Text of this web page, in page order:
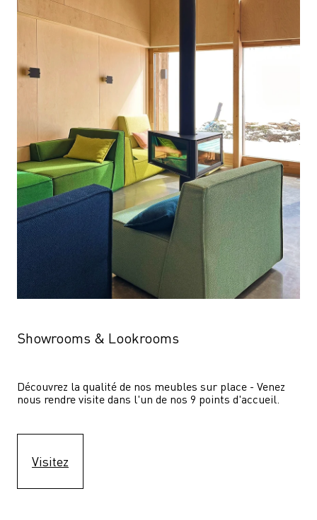
Showrooms & Lookrooms
Découvrez la qualité de nos meubles sur place - Venez
nous rendre visite dans l'un de nos 9 points d'accueil.
Visitez